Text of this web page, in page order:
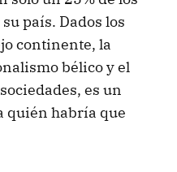
país. Dados los
continente, la
bélico y el
es un
quién habría que